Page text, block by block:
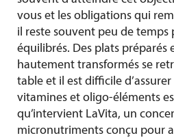
vous et les obligations qui
il reste souvent peu de temps
équilibrés. Des plats préparés
hautement transformés se
table et il est difficile
vitamines et oligo-éléments
qu’intervient LaVita, un
micronutriments conçu pour